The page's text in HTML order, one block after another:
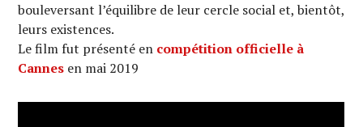
bouleversant l’équilibre de leur cercle social et, bientôt,
leurs existences.
Le film fut présenté en compétition officielle à
Cannes en mai 2019